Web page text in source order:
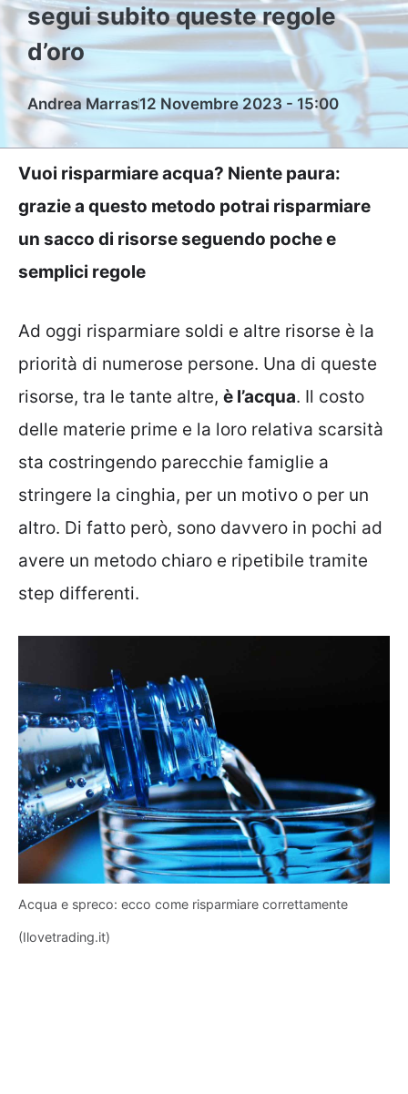
segui subito queste regole
d’oro
Andrea Marras12 Novembre 2023 - 15:00
Vuoi risparmiare acqua? Niente paura:
grazie a questo metodo potrai risparmiare
un sacco di risorse seguendo poche e
semplici regole
Ad oggi risparmiare soldi e altre risorse è la
priorità di numerose persone. Una di queste
risorse, tra le tante altre, è l’acqua. Il costo
delle materie prime e la loro relativa scarsità
sta costringendo parecchie famiglie a
stringere la cinghia, per un motivo o per un
altro. Di fatto però, sono davvero in pochi ad
avere un metodo chiaro e ripetibile tramite
step differenti.
Acqua e spreco: ecco come risparmiare correttamente
(Ilovetrading.it)